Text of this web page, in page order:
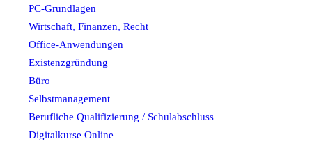
PC-Grundlagen
Wirtschaft, Finanzen, Recht
Office-Anwendungen
Existenzgründung
Büro
Selbstmanagement
Berufliche Qualifizierung / Schulabschluss
Digitalkurse Online